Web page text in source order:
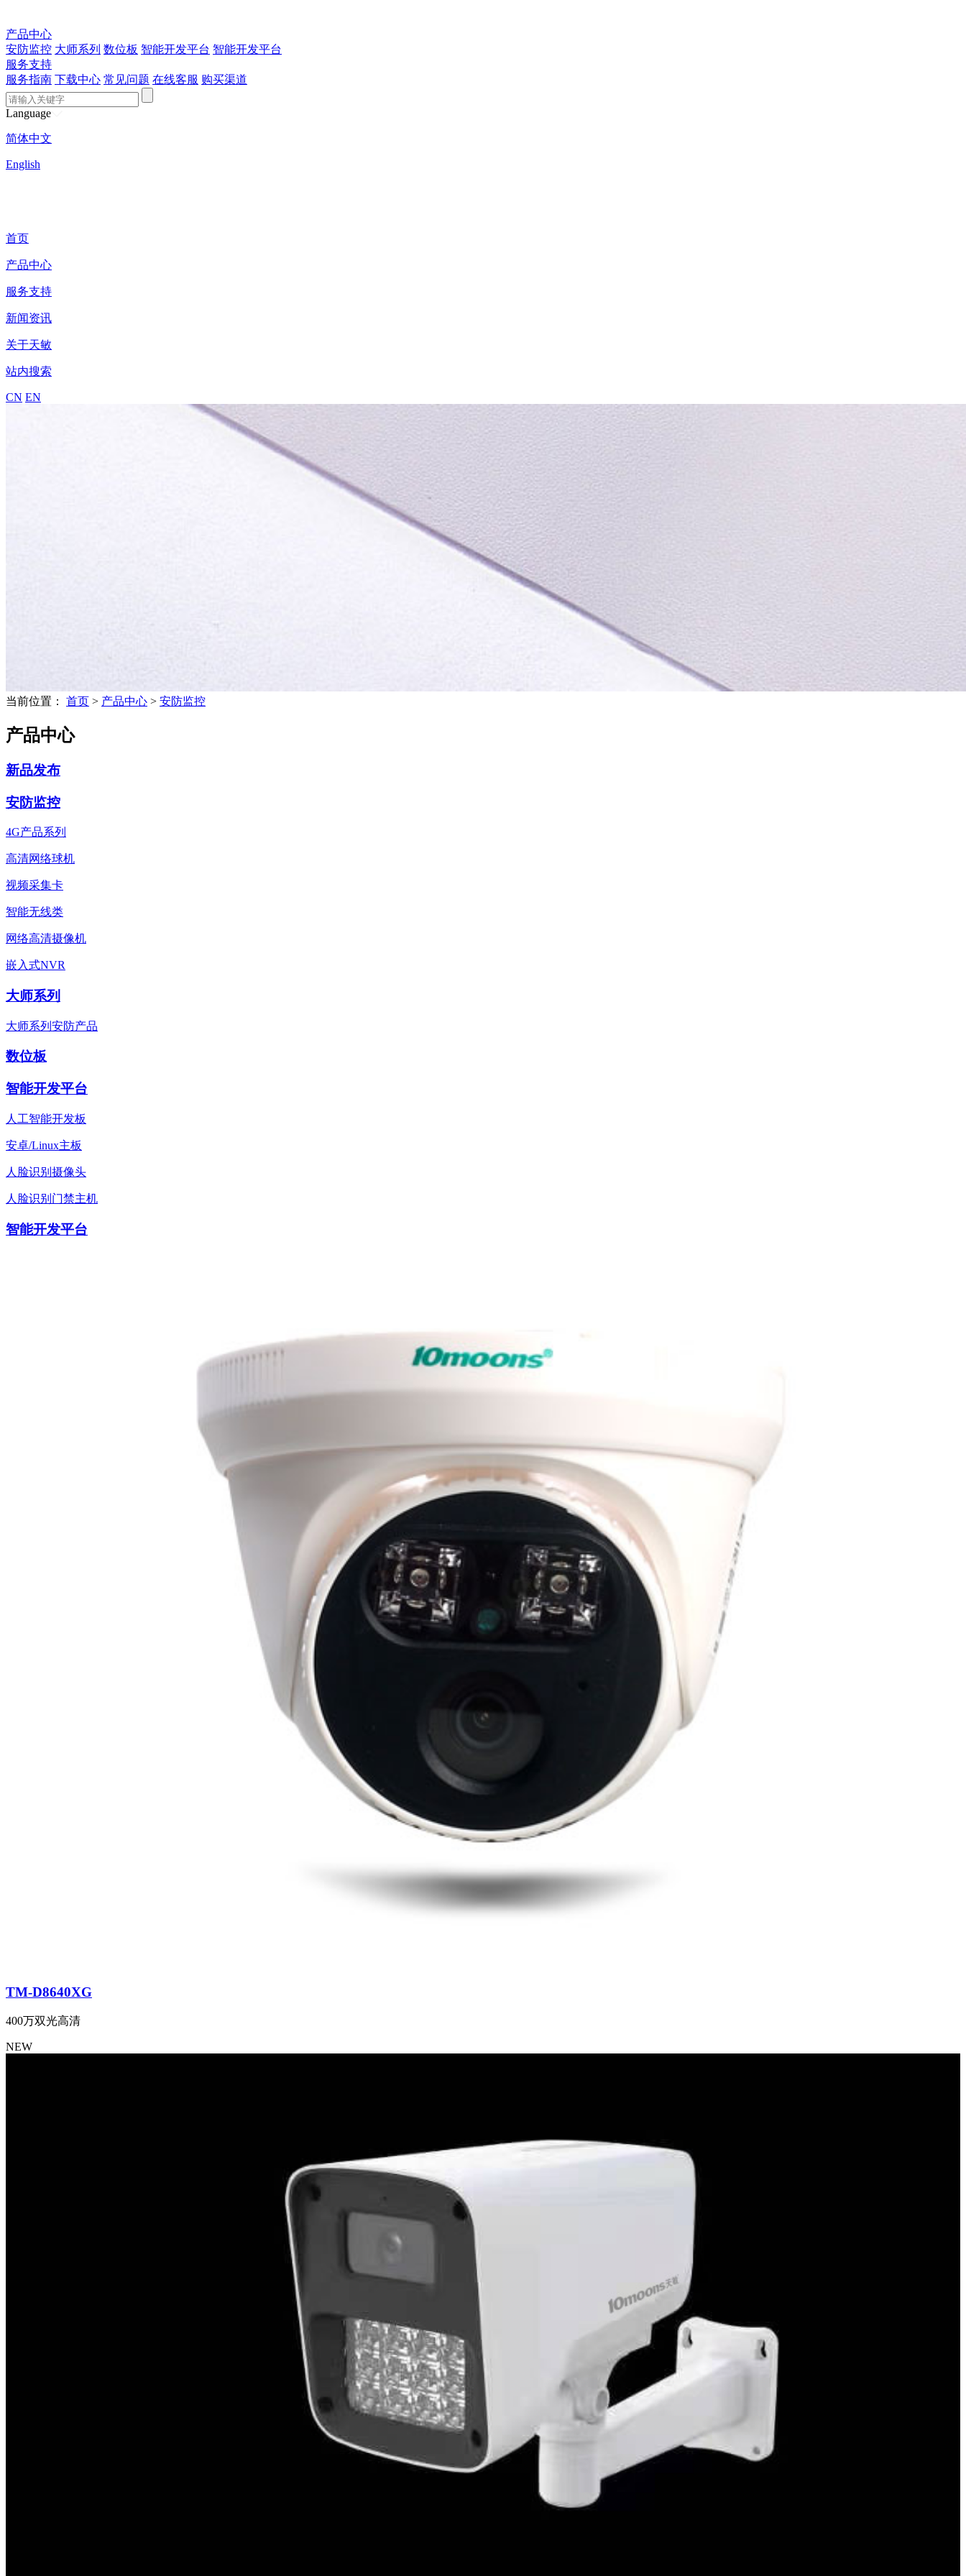
产品中心
安防监控 大师系列 数位板 智能开发平台 智能开发平台
服务支持
服务指南 下载中心 常见问题 在线客服 购买渠道
Language
简体中文
English
首页
产品中心
服务支持
新闻资讯
关于天敏
站内搜索
CN EN
当前位置： 首页 > 产品中心 > 安防监控
产品中心
新品发布
安防监控
4G产品系列
高清网络球机
视频采集卡
智能无线类
网络高清摄像机
嵌入式NVR
大师系列
大师系列安防产品
数位板
智能开发平台
人工智能开发板
安卓/Linux主板
人脸识别摄像头
人脸识别门禁主机
智能开发平台
TM-D8640XG
400万双光高清
NEW